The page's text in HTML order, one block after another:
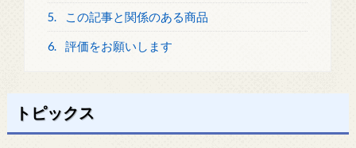
5. この記事と関係のある商品
6. 評価をお願いします
トピックス